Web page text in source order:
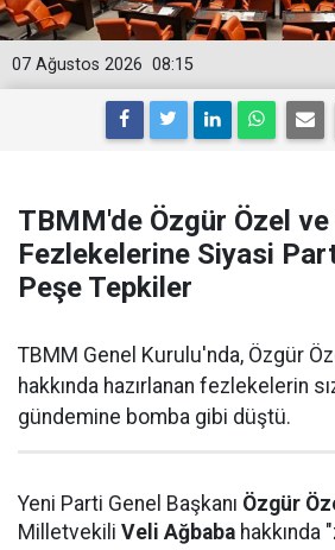
08:15
07 Ağustos 2026
TBMM'de Özgür Özel
Fezlekelerine Siyasi
Peşe Tepkiler
TBMM Genel Kurulu'nda, Özgür
hakkında hazırlanan fezlekelerin
gündemine bomba gibi düştü.
Yeni Parti Genel Başkanı Özgür
Milletvekili Veli Ağbaba hakkında